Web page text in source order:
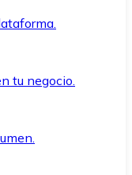
tu negocio.